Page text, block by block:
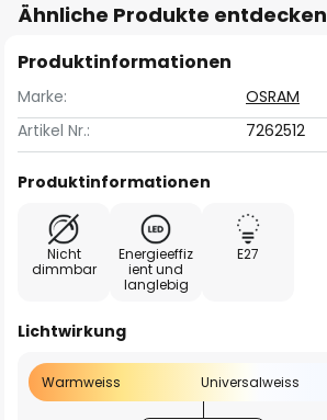
Ähnliche Produkte entdecken
Produktinformationen
Marke:
OSRAM
Artikel Nr.:
7262512
Produktinformationen
Nicht
dimmbar
Energieeffiz
ient und
langlebig
E27
Lichtwirkung
Warmweiss Universalweiss